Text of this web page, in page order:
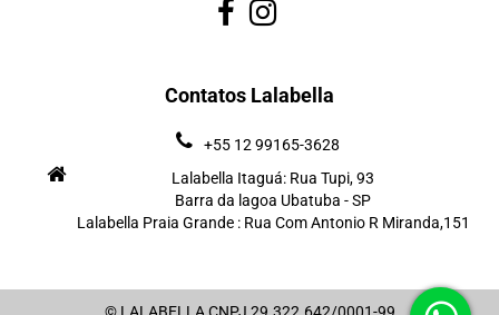
Contatos Lalabella
+55 12 99165-3628
Lalabella Itaguá: Rua Tupi, 93
Barra da lagoa Ubatuba - SP
Lalabella Praia Grande : Rua Com Antonio R Miranda,151
© LALABELLA CNPJ 29.322.642/0001-99